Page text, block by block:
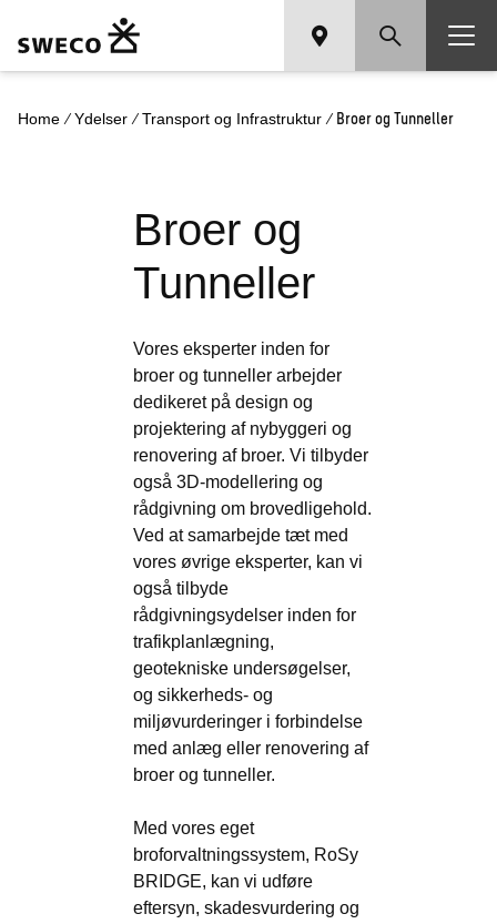
Home / Ydelser / Transport og Infrastruktur / Broer og Tunneller
Broer og
Tunneller
Vores eksperter inden for
broer og tunneller arbejder
dedikeret på design og
projektering af nybyggeri og
renovering af broer. Vi tilbyder
også 3D-modellering og
rådgivning om brovedligehold.
Ved at samarbejde tæt med
vores øvrige eksperter, kan vi
også tilbyde
rådgivningsydelser inden for
trafikplanlægning,
geotekniske undersøgelser,
og sikkerheds- og
miljøvurderinger i forbindelse
med anlæg eller renovering af
broer og tunneller.
Med vores eget
broforvaltningssystem, RoSy
BRIDGE, kan vi udføre
eftersyn, skadesvurdering og